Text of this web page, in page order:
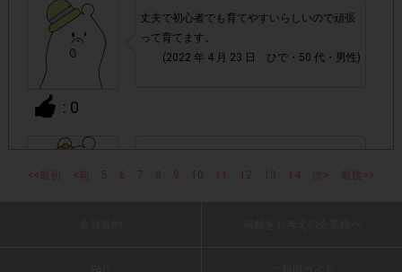
確認された場合。
株式会社ドゥ・ハウスが運営する、レシートを活用したサ
ービスのモニター回答は、1つのアンケートにつき1人1回
の参加とさせていただいております。
・レシート画像に
「対象商品名」「購入数」
: 0
丈夫で初心者でも育てやすいらしいので頑張
って育てます。
(2022 年 4 月 23 日 ひで・50 代・男性)
(2022 年 4 月 23 日 さきち・40 代・女性)
<<最初 <前 5 6 7 8 9 11 12 13 14 次> 最後>>